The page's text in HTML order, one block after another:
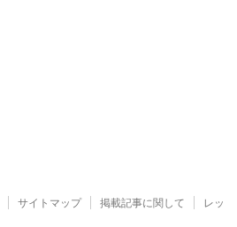
サイトマップ 掲載記事に関して
レッ